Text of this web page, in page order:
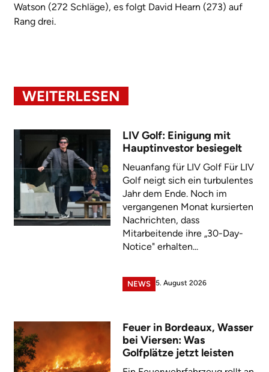
Watson (272 Schläge), es folgt David Hearn (273) auf
Rang drei.
WEITERLESEN
LIV Golf: Einigung mit
Hauptinvestor besiegelt
Neuanfang für LIV Golf Für LIV
Golf neigt sich ein turbulentes
Jahr dem Ende. Noch im
vergangenen Monat kursierten
Nachrichten, dass
Mitarbeitende ihre „30-Day-
Notice" erhalten...
NEWS 5. August 2026
Feuer in Bordeaux, Wasser
bei Viersen: Was
Golfplätze jetzt leisten